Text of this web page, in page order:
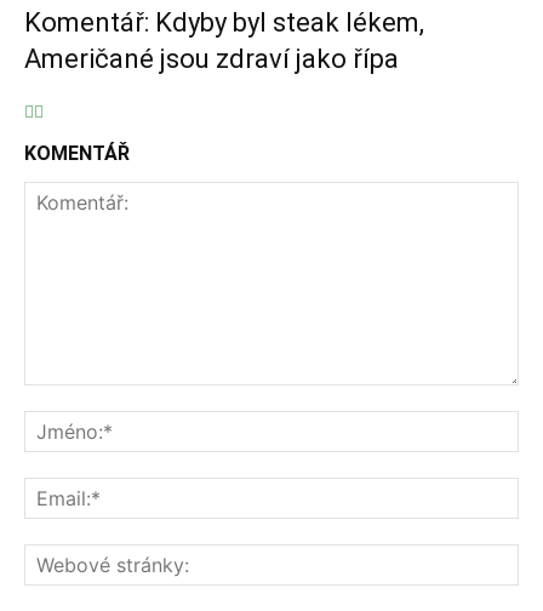
Komentář: Kdyby byl steak lékem,
Američané jsou zdraví jako řípa
KOMENTÁŘ